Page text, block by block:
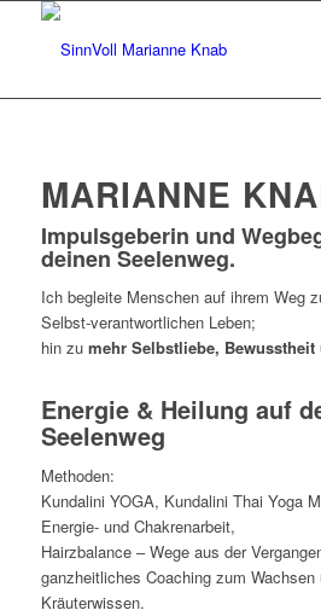
MARIANNE
Impulsgeberin und
deinen Seelenweg.
Ich begleite Menschen auf ihrem Weg
Selbst-verantwortlichen Leben;
hin zu mehr Selbstliebe, Bewusstheit
Energie & Heilung auf
Seelenweg
Methoden:
Kundalini YOGA, Kundalini Thai Yoga
Energie- und Chakrenarbeit,
Hairzbalance – Wege aus der
ganzheitliches Coaching zum Wachsen
Kräuterwissen.